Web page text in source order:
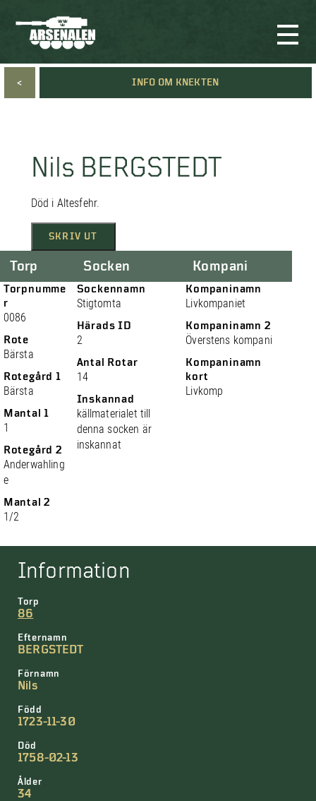
< INFO OM KNEKTEN
Nils BERGSTEDT
Död i Altesfehr.
SKRIV UT
Torp
Torpnumme
r
0086
Rote
Bärsta
Rotegård 1
Bärsta
Mantal 1
1
Rotegård 2
Anderwahling
e
Mantal 2
1/2
Socken
Sockennamn
Stigtomta
Härads ID
2
Antal Rotar
14
Inskannad
källmaterialet till
denna socken är
inskannat
Kompani
Kompaninamn
Livkompaniet
Kompaninamn 2
Överstens kompani
Kompaninamn
kort
Livkomp
Information
Torp
86
Efternamn
BERGSTEDT
Förnamn
Nils
Född
1723-11-30
Död
1758-02-13
Ålder
34